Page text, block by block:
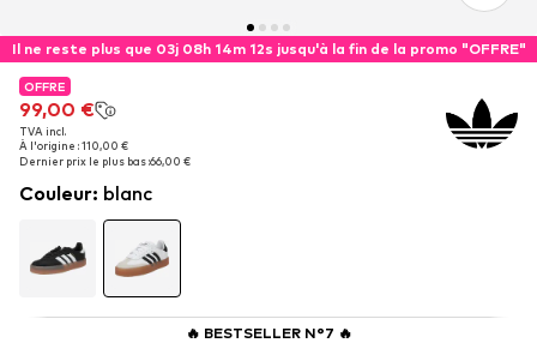
Il ne reste plus que 03j 08h 14m 12s jusqu'à la fin de la promo "OFFRE"
OFFRE
99,00 €
TVA incl.
À l'origine : 110,00 €
Dernier prix le plus bas :66,00 €
OFFRE
99,00 €
TVA incl.
À l'origine : 110,00 €
Dernier prix le plus bas :66,00 €
Couleur: blanc
🔥 BESTSELLER N°7 🔥